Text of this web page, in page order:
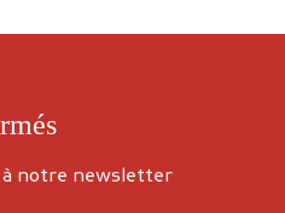
à notre newsletter